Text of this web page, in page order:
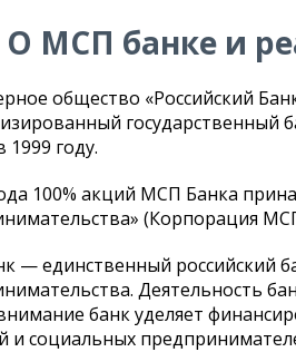
О МСП банке и
общество «Российский
государственный
1999 году.
100% акций МСП Банка
(Корпорация
— единственный российский
Деятельность
банк уделяет
и социальных